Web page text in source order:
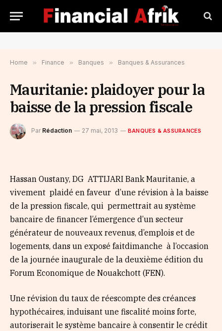
Home » Finance » Banques » Banques & Assurances
Mauritanie: plaidoyer pour la
baisse de la pression fiscale
Par Rédaction 27 mai, 2013 BANQUES & ASSURANCES
Hassan Oustany, DG ATTIJARI Bank Mauritanie, a
vivement plaidé en faveur d’une révision à la baisse
de la pression fiscale, qui permettrait au système
bancaire de financer l’émergence d’un secteur
générateur de nouveaux revenus, d’emplois et de
logements, dans un exposé faitdimanche à l’occasion
de la journée inaugurale de la deuxième édition du
Forum Economique de Nouakchott (FEN).
Une révision du taux de réescompte des créances
hypothécaires, induisant une fiscalité moins forte,
autoriserait le système bancaire à consentir le crédit